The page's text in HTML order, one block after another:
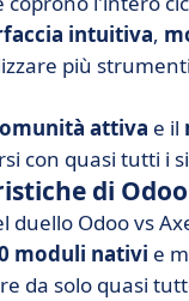
intuitiva,
più
attiva e il
con quasi tutti i
di Odoo
duello Odoo vs
moduli nativi e
da solo quasi